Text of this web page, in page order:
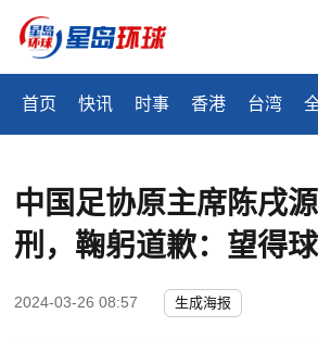
首页 快讯 时事 香港 台湾
中国足协原主席陈戌
刑，鞠躬道歉：望得
2024-03-26 08:57 生成海报